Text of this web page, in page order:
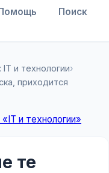
Поиск
IT и технологии›
приходится
и технологии»
те